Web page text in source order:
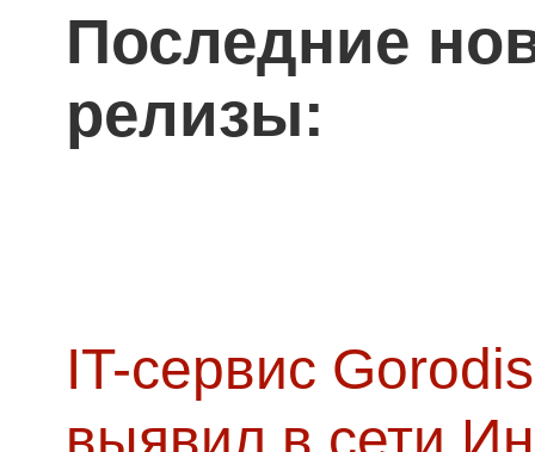
Последние
релизы:
IT-сервис